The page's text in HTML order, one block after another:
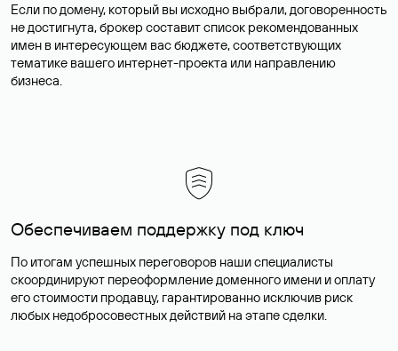
Если по домену, который вы исходно выбрали, договоренность
не достигнута, брокер составит список рекомендованных
имен в интересующем вас бюджете, соответствующих
тематике вашего интернет-проекта или направлению
бизнеса.
Обеспечиваем поддержку под ключ
По итогам успешных переговоров наши специалисты
скоординируют переоформление доменного имени и оплату
его стоимости продавцу, гарантированно исключив риск
любых недобросовестных действий на этапе сделки.